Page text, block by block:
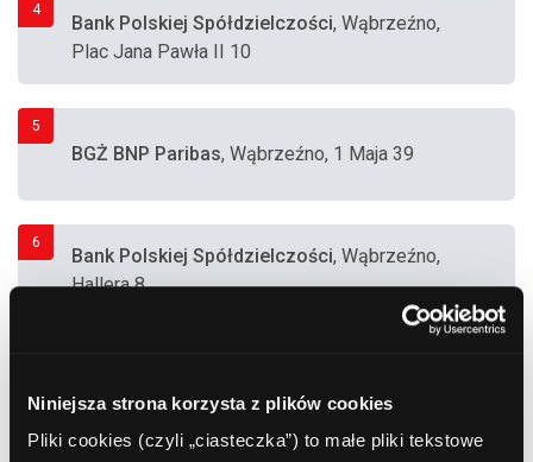
Niniejsza strona korzysta z plików cookies
Pliki cookies (czyli „ciasteczka”) to małe pliki tekstowe
4
Bank Polskiej Spółdzielczości, Wąbrzeźno,
Plac Jana Pawła II 10
5
BGŻ BNP Paribas, Wąbrzeźno, 1 Maja 39
6
Bank Polskiej Spółdzielczości, Wąbrzeźno,
Hallera 8
(Sklep)